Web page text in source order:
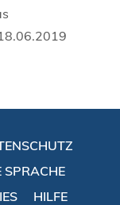
SPRACHE
HILFE